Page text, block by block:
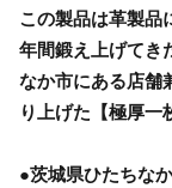
この製品は革製品
年間鍛え上げてき
なか市にある店舗
り上げた【極厚一
●茨城県ひたちな